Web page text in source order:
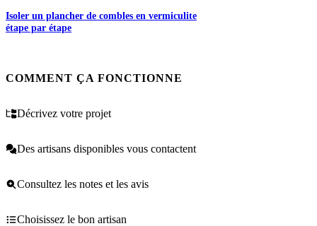
Isoler un plancher de combles en vermiculite
étape par étape
COMMENT ÇA FONCTIONNE
Décrivez votre projet
Des artisans disponibles vous contactent
Consultez les notes et les avis
Choisissez le bon artisan